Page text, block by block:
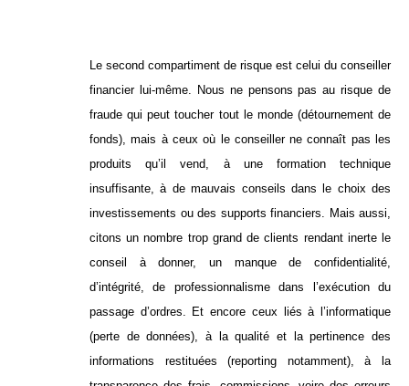
Le second compartiment de risque est celui du conseiller
financier lui-même. Nous ne pensons pas au risque de
fraude qui peut toucher tout le monde (détournement de
fonds), mais à ceux où le conseiller ne connaît pas les
produits qu’il vend, à une formation technique
insuffisante, à de mauvais conseils dans le choix des
investissements ou des supports financiers. Mais aussi,
citons un nombre trop grand de clients rendant inerte le
conseil à donner, un manque de confidentialité,
d’intégrité, de professionnalisme dans l’exécution du
passage d’ordres. Et encore ceux liés à l’informatique
(perte de données), à la qualité et la pertinence des
informations restituées (reporting notamment), à la